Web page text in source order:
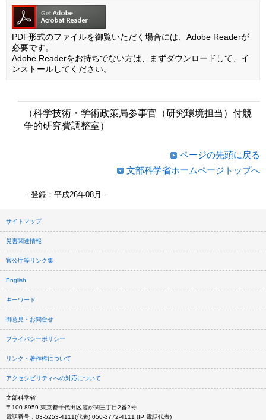
PDF形式のファイルを御覧いただく場合には、Adobe Readerが
必要です。
Adobe Readerをお持ちでない方は、まずダウンロードして、イ
ンストールしてください。
（科学技術・学術政策局参事官（研究環境担当）付競
争的研究費調整室）
ページの先頭に戻る
文部科学省ホームページトップへ
-- 登録：平成26年08月 --
サイトマップ
災害関連情報
官公庁等リンク集
English
キーワード
御意見・お問合せ
プライバシーポリシー
リンク・著作権について
アクセシビリティへの対応について
文部科学省
〒100-8959 東京都千代田区霞が関三丁目2番2号
電話番号：03-5253-4111(代表) 050-3772-4111 (IP 電話代表)